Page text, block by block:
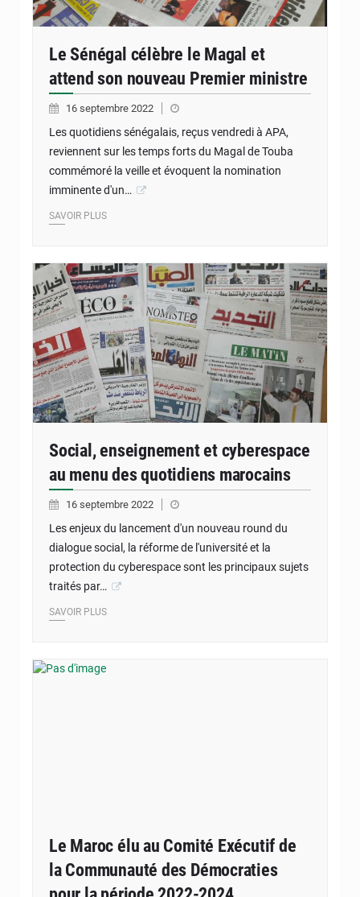
Le Sénégal célèbre le Magal et
attend son nouveau Premier ministre
16 septembre 2022
Les quotidiens sénégalais, reçus vendredi à APA,
reviennent sur les temps forts du Magal de Touba
commémoré la veille et évoquent la nomination
imminente d'un…
SAVOIR PLUS
Social, enseignement et cyberespace
au menu des quotidiens marocains
16 septembre 2022
Les enjeux du lancement d'un nouveau round du
dialogue social, la réforme de l'université et la
protection du cyberespace sont les principaux sujets
traités par…
SAVOIR PLUS
Le Maroc élu au Comité Exécutif de
la Communauté des Démocraties